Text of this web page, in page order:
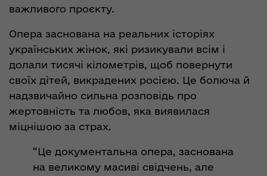
важливого проєкту.
Опера заснована на реальних історіях
українських жінок, які ризикували всім і
долали тисячі кілометрів, щоб повернути
своїх дітей, викрадених росією. Це болюча й
надзвичайно сильна розповідь про
жертовність та любов, яка виявилася
міцнішою за страх.
“Це документальна опера, заснована
на великому масиві свідчень, але